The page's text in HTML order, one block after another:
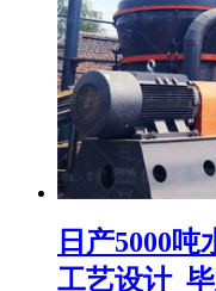
日产5000吨
工艺设计_